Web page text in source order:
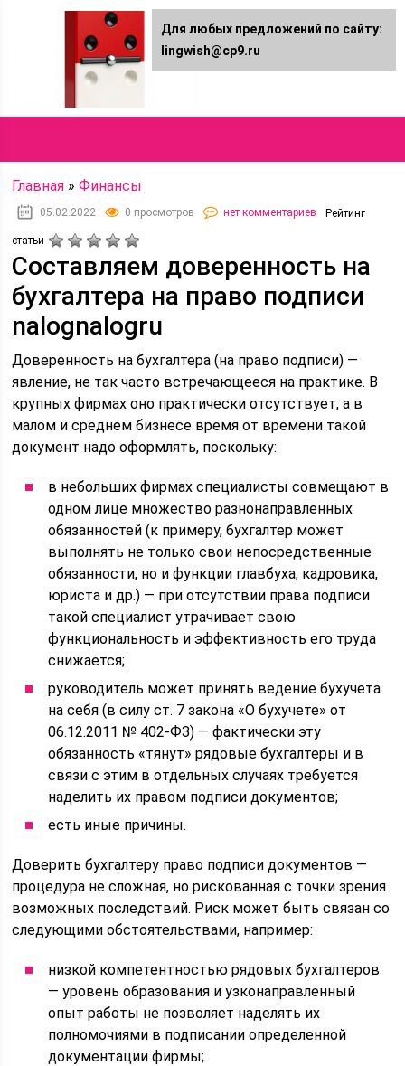
Lingwish.ru
Онлайн журнал
Главная »Финансы
05.02.2022 0 просмотров нет комментариев Рейтинг
статьи
Составляем доверенность на
бухгалтера на право подписи
nalognalogru
Доверенность на бухгалтера (на право подписи) —
явление, не так часто встречающееся на практике. В
крупных фирмах оно практически отсутствует, а в
малом и среднем бизнесе время от времени такой
документ надо оформлять, поскольку:
в небольших фирмах специалисты совмещают в
одном лице множество разнонаправленных
обязанностей (к примеру, бухгалтер может
выполнять не только свои непосредственные
обязанности, но и функции главбуха, кадровика,
юриста и др.) — при отсутствии права подписи
такой специалист утрачивает свою
функциональность и эффективность его труда
снижается;
руководитель может принять ведение бухучета
на себя (в силу ст. 7 закона «О бухучете» от
06.12.2011 № 402-ФЗ) — фактически эту
обязанность «тянут» рядовые бухгалтеры и в
связи с этим в отдельных случаях требуется
наделить их правом подписи документов;
есть иные причины.
Доверить бухгалтеру право подписи документов —
процедура не сложная, но рискованная с точки зрения
возможных последствий. Риск может быть связан со
следующими обстоятельствами, например:
низкой компетентностью рядовых бухгалтеров
— уровень образования и узконаправленный
опыт работы не позволяет наделять их
полномочиями в подписании определенной
документации фирмы;
Для любых предложений по сайту:
lingwish@cp9.ru